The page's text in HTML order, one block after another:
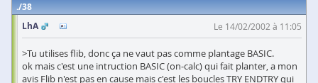
38
LhA
Le 14/02/2002 à 11:05
>Tu utilises flib, donc ça ne vaut pas comme plantage BASIC.
ok mais c'est une intruction BASIC (on-calc) qui fait planter, a mon
avis Flib n'est pas en cause mais c'est les boucles TRY ENDTRY qui